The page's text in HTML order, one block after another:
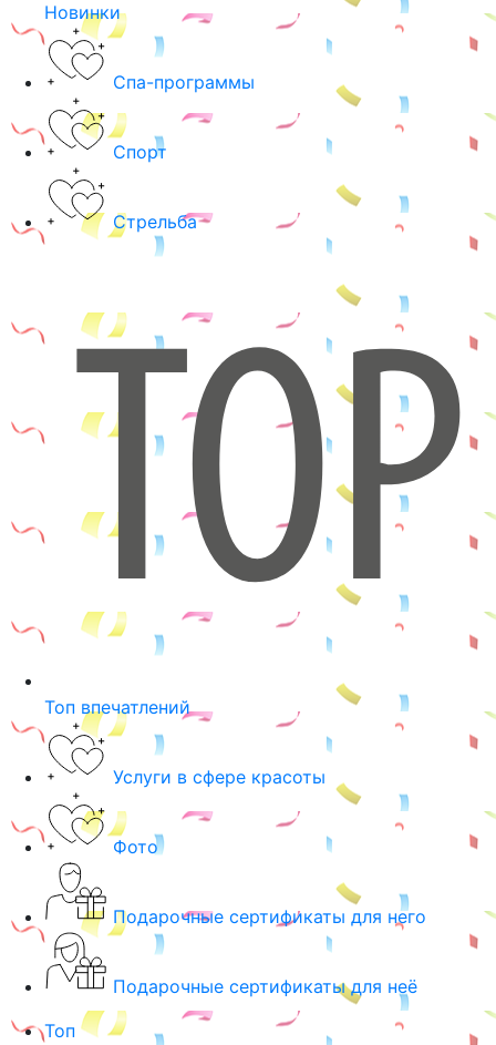
Новинки
Спа-программы
Спорт
Стрельба
Топ впечатлений
Услуги в сфере красоты
Фото
Подарочные сертификаты для него
Подарочные сертификаты для неё
Топ